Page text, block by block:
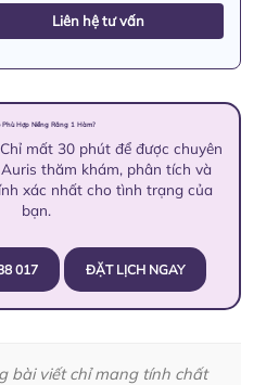
Liên hệ tư vấn
Phù Hợp Niềng Răng 1 Hàm?
mất 30 phút để được chuyên
thăm khám, phân tích và
xác nhất cho tình trạng của
bạn.
017 ĐẶT LỊCH NGAY
bài viết chỉ mang tính chất